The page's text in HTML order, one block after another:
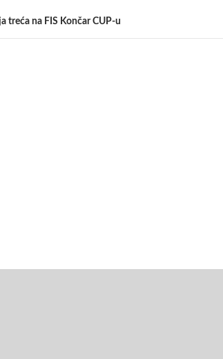
treća na FIS Končar CUP-u